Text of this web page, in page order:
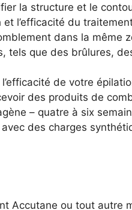
la structure et le
l’efficacité du
dans la même
tels que des brûlures,
de votre
des produits de
– quatre à six
des charges
Accutane ou tout autre